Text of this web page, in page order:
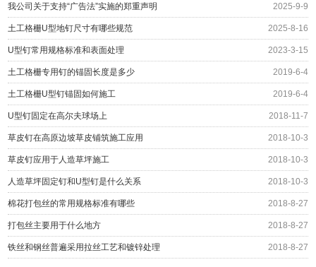
我公司关于支持“广告法”实施的郑重声明 2025-9-9
土工格栅U型地钉尺寸有哪些规范 2025-8-16
U型钉常用规格标准和表面处理 2023-3-15
土工格栅专用钉的锚固长度是多少 2019-6-4
土工格栅U型钉锚固如何施工 2019-6-4
U型钉固定在高尔夫球场上 2018-11-7
草皮钉在高原边坡草皮铺筑施工应用 2018-10-3
草皮钉应用于人造草坪施工 2018-10-3
人造草坪固定钉和U型钉是什么关系 2018-10-3
棉花打包丝的常用规格标准有哪些 2018-8-27
打包丝主要用于什么地方 2018-8-27
铁丝和钢丝普遍采用拉丝工艺和镀锌处理 2018-8-27